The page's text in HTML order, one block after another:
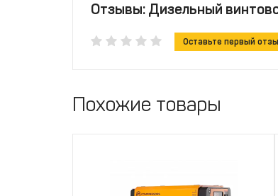
Отзывы: Дизельный
Оставьте первый
Похожие товары